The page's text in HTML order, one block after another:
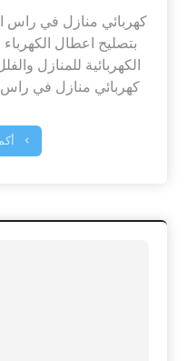
كهربائي منازل في راس
بتصليح اعطال
الكهربائية للمنازل
كهربائي منازل في راس